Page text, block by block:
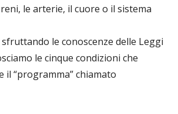
le arterie, il cuore o il sistema
le conoscenze delle Leggi
le cinque condizioni che
il “programma” chiamato